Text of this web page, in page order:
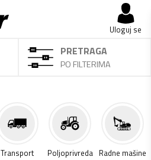
Uloguj se
PRETRAGA
PO FILTERIMA
Transport Poljoprivreda Radne mašine